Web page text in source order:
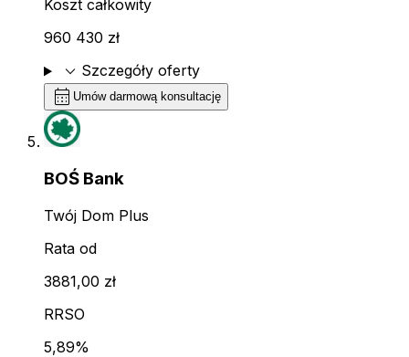
Koszt całkowity
960 430 zł
expand_more Szczegóły oferty
calendar_month Umów darmową konsultację
BOŚ Bank
Twój Dom Plus
Rata od
3881,00 zł
RRSO
5,89%